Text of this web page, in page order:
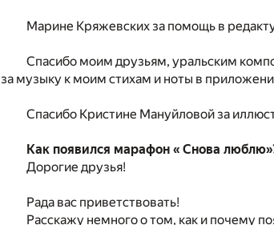
Марине Кряжевских за помощь в
Спасибо моим друзьям, уральским
за музыку к моим стихам и ноты в
Спасибо Кристине Мануйловой за
Как появился марафон « Снова
Дорогие друзья!
Рада вас приветствовать!
Расскажу немного о том, как и почему